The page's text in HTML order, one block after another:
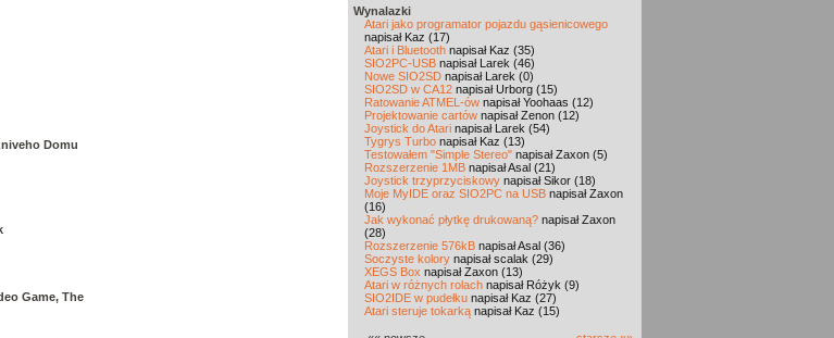
Domu
Game, The
Wynalazki
Atari jako programator pojazdu gąsienicowego
napisał Kaz (17)
Atari i Bluetooth napisał Kaz (35)
SIO2PC-USB napisał Larek (46)
Nowe SIO2SD napisał Larek (0)
SIO2SD w CA12 napisał Urborg (15)
Ratowanie ATMEL-ów napisał Yoohaas (12)
Projektowanie cartów napisał Zenon (12)
Joystick do Atari napisał Larek (54)
Tygrys Turbo napisał Kaz (13)
Testowałem "Simple Stereo" napisał Zaxon (5)
Rozszerzenie 1MB napisał Asal (21)
Joystick trzyprzyciskowy napisał Sikor (18)
Moje MyIDE oraz SIO2PC na USB napisał Zaxon
(16)
Jak wykonać płytkę drukowaną? napisał Zaxon
(28)
Rozszerzenie 576kB napisał Asal (36)
Soczyste kolory napisał scalak (29)
XEGS Box napisał Zaxon (13)
Atari w różnych rolach napisał Różyk (9)
SIO2IDE w pudełku napisał Kaz (27)
Atari steruje tokarką napisał Kaz (15)